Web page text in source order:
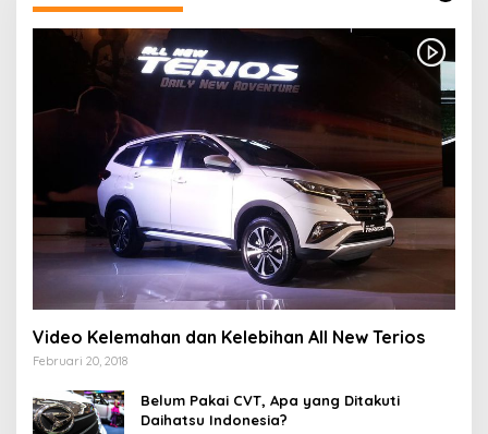
Video Kelemahan dan Kelebihan All New Terios
Februari 20, 2018
Belum Pakai CVT, Apa yang Ditakuti
Daihatsu Indonesia?